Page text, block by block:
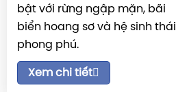
bật với rừng ngập mặn, bãi
biển hoang sơ và hệ sinh thái
phong phú.
Xem chi tiết